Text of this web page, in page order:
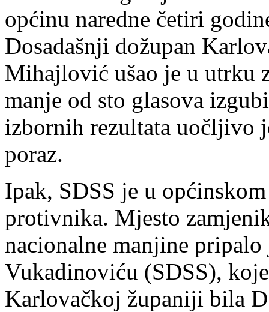
općinu naredne četiri
Dosadašnji dožupan
Mihajlović ušao je u utrku
manje od sto glasova
izbornih rezultata uočljivo
poraz.
Ipak, SDSS je u
protivnika. Mjesto
nacionalne manjine pripalo
Vukadinoviću (SDSS),
Karlovačkoj županiji bila